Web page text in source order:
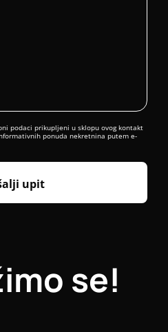
se!
podaci prikupljeni u sklopu ovog kontakt
ponuda nekretnina putem e-
upit